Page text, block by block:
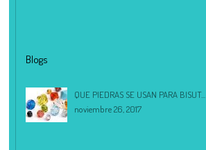
Blogs
QUE PIEDRAS SE USAN PARA BISUT...
noviembre 26, 2017